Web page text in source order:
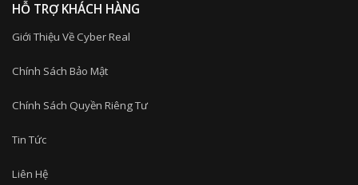
HỖ TRỢ KHÁCH HÀNG
Giới Thiệu Về Cyber Real
Chính Sách Bảo Mật
Chính Sách Quyền Riêng Tư
Tin Tức
Liên Hệ